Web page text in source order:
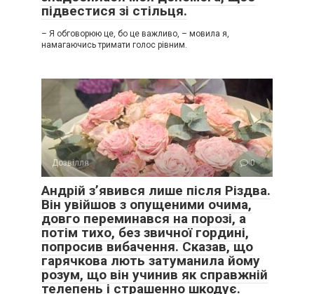
підвестися зі стільця.
– Я обговорюю це, бо це важливо, – мовила я,
намагаючись тримати голос рівним.
Дозвілля 0
Андрій з’явився лише після Різдва.
Він увійшов з опущеними очима,
довго переминався на порозі, а
потім тихо, без звичної гордині,
попросив вибачення. Сказав, що
гарячкова лють затуманила йому
розум, що він учинив як справжній
телепень і страшенно шкодує.